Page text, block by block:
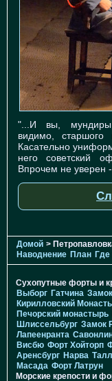
"...И вы, мундиры
видимо,
Касательно
него советский
Впрочем не уверен
Домой >
Наводнение План Где
Сухопутные форты и
Выборг Гатчина
Кирилловский
Печорcкий монастырь
Шлиссельбург Замок
Лапеенранта
Висбю Форт Хойторп
Аренсбург Нарва
Масада Форт Латрун
Морские крепости и